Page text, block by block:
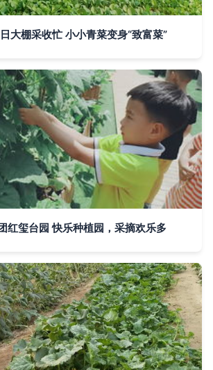
大棚采收忙 小小青菜变身“致富菜”
红玺台园 快乐种植园，采摘欢乐多